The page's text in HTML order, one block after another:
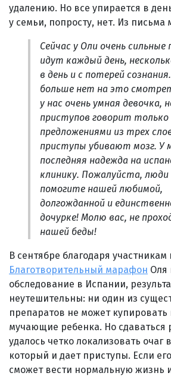
удалению. Но все упирается в
у семьи, попросту, нет. Из письма
Сейчас у Оли очень
идут каждый день,
в день и с потерей
больше нет на это
у нас очень умная девочка,
приступов говорит только
предложениями из трех
приступы убивают мозг. У
последняя надежда на
клинику. Пожалуйста, люди
помогите нашей любимой,
долгожданной и
дочурке! Молю вас, не
нашей беды!
В сентябре благодаря участникам
Благотворительный марафон Оля
обследование в Испании,
неутешительны: ни один из
препаратов не может купировать
мучающие ребенка. Но сдаваться
удалось четко локализовать очаг
который и дает приступы. Если
сможет вести нормальную жизнь